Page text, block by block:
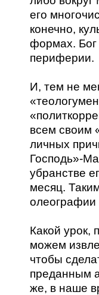
его
конечно,
формах. Бог
периферии.
И, тем не
всем своим
личных
Господь»-
убранстве
месяц.
олеографии
Какой урок,
можем
чтобы
преданным
же, в наше